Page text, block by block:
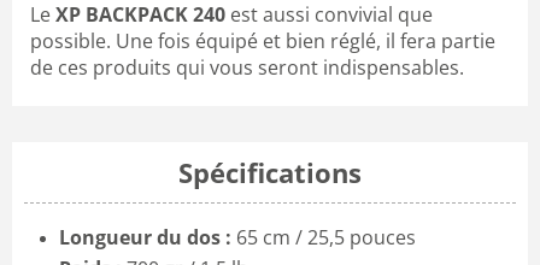
LeXP BACKPACK 240 est aussi convivial que
possible. Une fois équipé et bien réglé, il fera partie
de ces produits qui vous seront indispensables.
Spécifications
Longueur du dos : 65 cm / 25,5 pouces